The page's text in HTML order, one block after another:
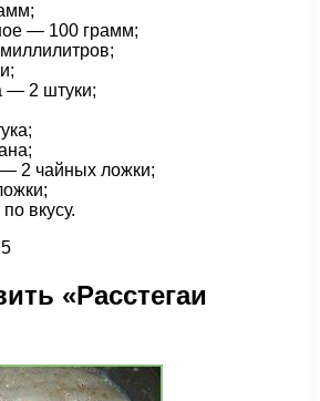
— 100 грамм;
— 2 штуки;
2 чайных ложки;
вкусу.
«Расстегаи